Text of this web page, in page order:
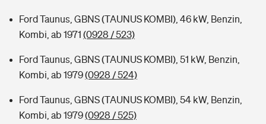
Ford Taunus, GBNS (TAUNUS KOMBI), 46 kW, Benzin,
Kombi, ab 1971 (0928 / 523)
Ford Taunus, GBNS (TAUNUS KOMBI), 51 kW, Benzin,
Kombi, ab 1979(0928 / 524)
Ford Taunus, GBNS (TAUNUS KOMBI), 54 kW, Benzin,
Kombi, ab 1979(0928 / 525)